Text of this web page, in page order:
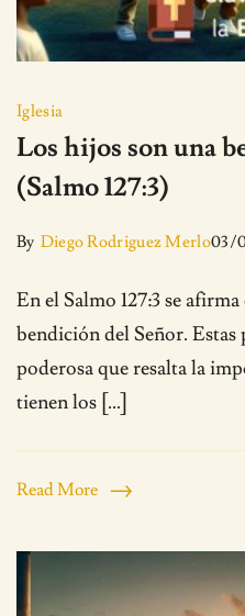
Iglesia
Los hijos son una
(Salmo 127:3)
By Diego Rodriguez Merlo03/
En el Salmo 127:3 se
bendición del Señor.
poderosa que resalta la
tienen los […]
Read More